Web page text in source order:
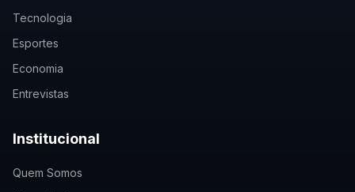
Tecnologia
Esportes
Economia
Entrevistas
Institucional
Quem Somos